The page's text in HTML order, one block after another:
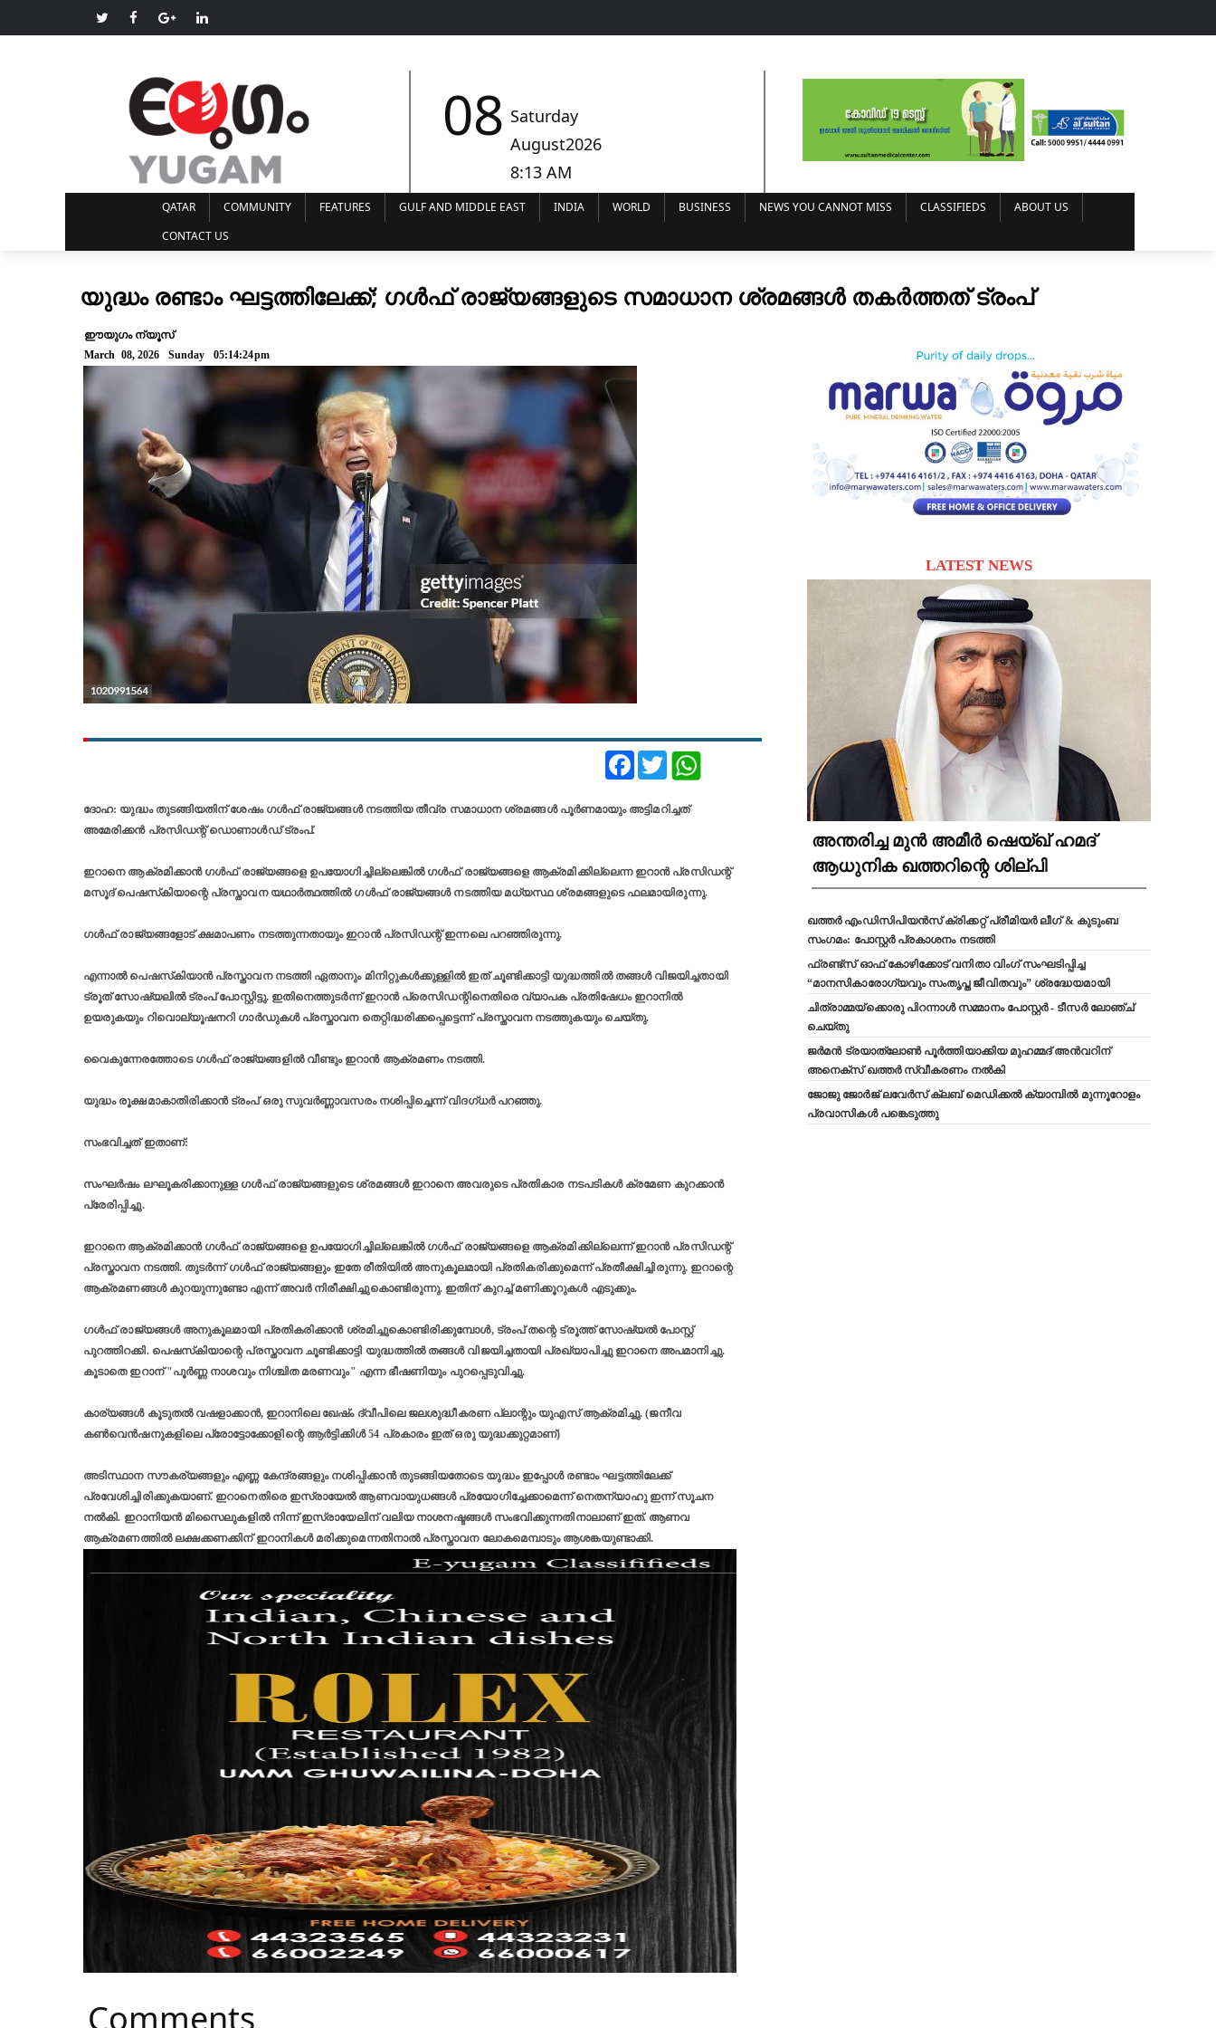
08 Saturday
August2026
8:13 AM
QATAR COMMUNITY FEATURES GULF AND MIDDLE EAST INDIA WORLD BUSINESS NEWS YOU CANNOT MISS CLASSIFIEDS
ABOUT US
CONTACT US
യുദ്ധം രണ്ടാം ഘട്ടത്തിലേക്ക്; ഗൾഫ് രാജ്യങ്ങളുടെ സമാധാന ശ്രമങ്ങൾ തകർത്തത് ട്രംപ്
ഈയുഗം ന്യൂസ്
March 08, 2026 Sunday 05:14:24pm
FacebookTwitter
ദോഹ: യുദ്ധം തുടങ്ങിയതിന് ശേഷം ഗൾഫ് രാജ്യങ്ങൾ നടത്തിയ തീവ്ര സമാധാന ശ്രമങ്ങൾ പൂർണമായും അട്ടിമറിച്ചത്
അമേരിക്കൻ പ്രസിഡന്റ് ഡൊണാൾഡ് ട്രംപ്.
ഇറാനെ ആക്രമിക്കാൻ ഗൾഫ് രാജ്യങ്ങളെ ഉപയോഗിച്ചില്ലെങ്കിൽ ഗൾഫ് രാജ്യങ്ങളെ ആക്രമിക്കില്ലെന്ന ഇറാൻ പ്രസിഡന്റ്
മസൂദ് പെഷസ്‌കിയാന്റെ പ്രസ്താവന യഥാർത്ഥത്തിൽ ഗൾഫ് രാജ്യങ്ങൾ നടത്തിയ മധ്യസ്ഥ ശ്രമങ്ങളുടെ ഫലമായിരുന്നു.
ഗൾഫ് രാജ്യങ്ങളോട് ക്ഷമാപണം നടത്തുന്നതായും ഇറാൻ പ്രസിഡന്റ് ഇന്നലെ പറഞ്ഞിരുന്നു.
എന്നാൽ പെഷസ്‌കിയാൻ പ്രസ്താവന നടത്തി ഏതാനും മിനിറ്റുകൾക്കുള്ളിൽ ഇത് ചൂണ്ടിക്കാട്ടി യുദ്ധത്തിൽ തങ്ങൾ വിജയിച്ചതായി
ട്രൂത് സോഷ്യലിൽ ട്രംപ് പോസ്റ്റിട്ടു. ഇതിനെത്തുടർന്ന് ഇറാൻ പ്രെസിഡന്റിനെതിരെ വ്യാപക പ്രതിഷേധം ഇറാനിൽ
ഉയരുകയും റിവൊല്യൂഷനറി ഗാർഡുകൾ പ്രസ്താവന തെറ്റിദ്ധരിക്കപ്പെട്ടെന്ന് പ്രസ്താവന നടത്തുകയും ചെയ്തു.
വൈകുന്നേരത്തോടെ ഗൾഫ് രാജ്യങ്ങളിൽ വീണ്ടും ഇറാൻ ആക്രമണം നടത്തി.
യുദ്ധം രൂക്ഷമാകാതിരിക്കാൻ ട്രംപ് ഒരു സുവർണ്ണാവസരം നശിപ്പിച്ചെന്ന് വിദഗ്ധർ പറഞ്ഞു.
സംഭവിച്ചത് ഇതാണ്:
സംഘർഷം ലഘൂകരിക്കാനുള്ള ഗൾഫ് രാജ്യങ്ങളുടെ ശ്രമങ്ങൾ ഇറാനെ അവരുടെ പ്രതികാര നടപടികൾ ക്രമേണ കുറക്കാൻ
പ്രേരിപ്പിച്ചു.
ഇറാനെ ആക്രമിക്കാൻ ഗൾഫ് രാജ്യങ്ങളെ ഉപയോഗിച്ചില്ലെങ്കിൽ ഗൾഫ് രാജ്യങ്ങളെ ആക്രമിക്കില്ലെന്ന് ഇറാൻ പ്രസിഡന്റ്
പ്രസ്താവന നടത്തി. തുടർന്ന് ഗൾഫ് രാജ്യങ്ങളും ഇതേ രീതിയിൽ അനുകൂലമായി പ്രതികരിക്കുമെന്ന് പ്രതീക്ഷിച്ചിരുന്നു. ഇറാന്റെ
ആക്രമണങ്ങൾ കുറയുന്നുണ്ടോ എന്ന് അവർ നിരീക്ഷിച്ചുകൊണ്ടിരുന്നു. ഇതിന് കുറച്ച് മണിക്കൂറുകൾ എടുക്കും.
ഗൾഫ് രാജ്യങ്ങൾ അനുകൂലമായി പ്രതികരിക്കാൻ ശ്രമിച്ചുകൊണ്ടിരിക്കുമ്പോൾ, ട്രംപ് തന്റെ ട്രൂത്ത് സോഷ്യൽ പോസ്റ്റ്
പുറത്തിറക്കി. പെഷസ്‌കിയാന്റെ പ്രസ്താവന ചൂണ്ടിക്കാട്ടി യുദ്ധത്തിൽ തങ്ങൾ വിജയിച്ചതായി പ്രഖ്യാപിച്ചു ഇറാനെ അപമാനിച്ചു.
കൂടാതെ ഇറാന് "പൂർണ്ണ നാശവും നിശ്ചിത മരണവും" എന്ന ഭീഷണിയും പുറപ്പെടുവിച്ചു.
കാര്യങ്ങൾ കൂടുതൽ വഷളാക്കാൻ, ഇറാനിലെ ഖേഷ്ം ദ്വീപിലെ ജലശുദ്ധീകരണ പ്ലാന്റും യുഎസ് ആക്രമിച്ചു. (ജനീവ
കൺവെൻഷനുകളിലെ പ്രോട്ടോക്കോളിന്റെ ആർട്ടിക്കിൾ 54 പ്രകാരം ഇത് ഒരു യുദ്ധക്കുറ്റമാണ്)
അടിസ്ഥാന സൗകര്യങ്ങളും എണ്ണ കേന്ദ്രങ്ങളും നശിപ്പിക്കാൻ തുടങ്ങിയതോടെ യുദ്ധം ഇപ്പോൾ രണ്ടാം ഘട്ടത്തിലേക്ക്
പ്രവേശിച്ചിരിക്കുകയാണ്. ഇറാനെതിരെ ഇസ്രായേൽ ആണവായുധങ്ങൾ പ്രയോഗിച്ചേക്കാമെന്ന് നെതന്യാഹു ഇന്ന് സൂചന
നൽകി. ഇറാനിയൻ മിസൈലുകളിൽ നിന്ന് ഇസ്രായേലിന് വലിയ നാശനഷ്ടങ്ങൾ സംഭവിക്കുന്നതിനാലാണ് ഇത്. ആണവ
ആക്രമണത്തിൽ ലക്ഷക്കണക്കിന് ഇറാനികൾ മരിക്കുമെന്നതിനാൽ പ്രസ്താവന ലോകമെമ്പാടും ആശങ്കയുണ്ടാക്കി.
LATEST NEWS
അന്തരിച്ച മുൻ അമീർ ഷെയ്ഖ് ഹമദ്
ആധുനിക ഖത്തറിന്റെ ശില്പി
ഖത്തർ എംഡിസിപിയൻസ് ക്രിക്കറ്റ് പ്രീമിയർ ലീഗ് & കുടുംബ
സംഗമം: പോസ്റ്റർ പ്രകാശനം നടത്തി
ഫ്രണ്ട്സ് ഓഫ് കോഴിക്കോട് വനിതാ വിംഗ് സംഘടിപ്പിച്ച
“മാനസികാരോഗ്യവും സംതൃപ്ത ജീവിതവും” ശ്രദ്ധേയമായി
ചിത്രാമ്മയ്ക്കൊരു പിറന്നാൾ സമ്മാനം പോസ്റ്റർ - ടീസർ ലോഞ്ച്
ചെയ്തു
ജർമൻ ട്രയാത്‌ലോൺ പൂർത്തിയാക്കിയ മുഹമ്മദ് അൻവറിന്
അനെക്സ് ഖത്തർ സ്വീകരണം നൽകി
ജോജു ജോർജ് ലവേർസ് ക്ലബ്‌ മെഡിക്കൽ ക്യാമ്പിൽ മുന്നൂറോളം
പ്രവാസികൾ പങ്കെടുത്തു
Comments